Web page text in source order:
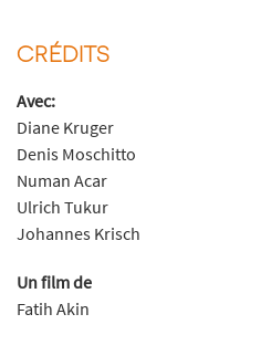
CRÉDITS
Avec:
Diane Kruger
Denis Moschitto
Numan Acar
Ulrich Tukur
Johannes Krisch
Un film de
Fatih Akin